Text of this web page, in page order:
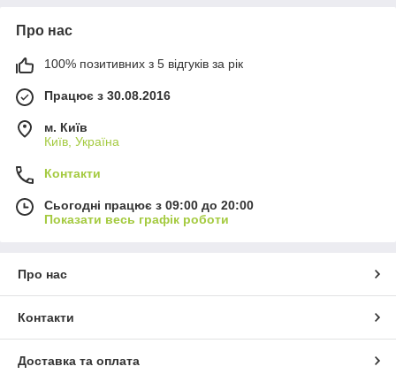
Про нас
100% позитивних з 5 відгуків за рік
Працює з 30.08.2016
м. Київ
Київ, Україна
Контакти
Сьогодні працює з 09:00 до 20:00
Показати весь графік роботи
Про нас
Контакти
Доставка та оплата